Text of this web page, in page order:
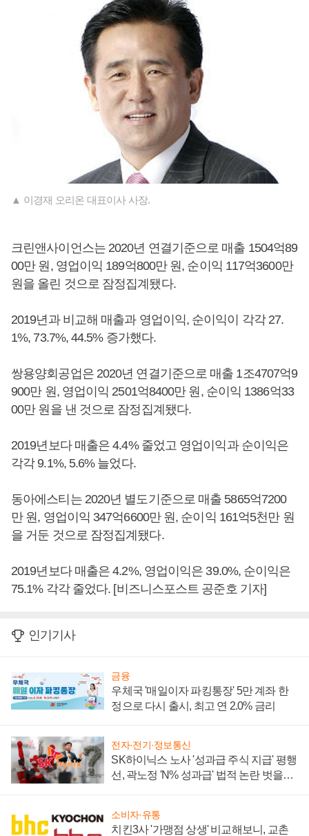
▲ 이경재 오리온 대표이사 사장.
크린앤사이언스는 2020년 연결기준으로 매출 1504억89
00만 원, 영업이익 189억800만 원, 순이익 117억3600만
원을 올린 것으로 잠정집계됐다.
2019년과 비교해 매출과 영업이익, 순이익이 각각 27.
1%, 73.7%, 44.5% 증가했다.
쌍용양회공업은 2020년 연결기준으로 매출 1조4707억9
900만 원, 영업이익 2501억8400만 원, 순이익 1386억33
00만 원을 낸 것으로 잠정집계됐다.
2019년보다 매출은 4.4% 줄었고 영업이익과 순이익은
각각 9.1%, 5.6% 늘었다.
동아에스티는 2020년 별도기준으로 매출 5865억7200
만 원, 영업이익 347억6600만 원, 순이익 161억5천만 원
을 거둔 것으로 잠정집계됐다.
2019년보다 매출은 4.2%, 영업이익은 39.0%, 순이익은
75.1% 각각 줄었다. [비즈니스포스트 공준호 기자]
인기기사
금융
우체국 '매일이자 파킹통장' 5만 계좌 한
정으로 다시 출시, 최고 연 2.0% 금리
전자·전기·정보통신
SK하이닉스 노사 '성과급 주식 지급' 평행
선, 곽노정 'N% 성과급' 법적 논란 벗을지
소비자·유통
치킨3사 '가맹점 상생' 비교해보니, 교촌